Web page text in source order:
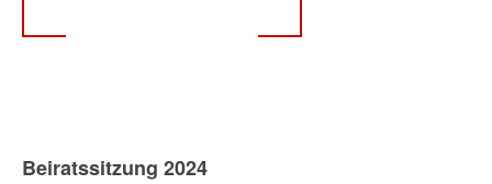
Beiratssitzung 2024